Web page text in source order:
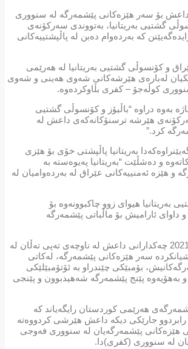
بۆ سەر هێزەکانی پێشمەرگە لە سنووری
گشتیی بەریتانیا، بەتووندی سەرکۆنەی
کە بەردەوام دەبن لە پاڵپشتییەکانی
و کۆنسوڵی گشتیی بەریتانیا لە هەرێمی
لەبارەی هێرشەکانی شەوی هەینی و شەوی
کوڵەجۆ – کفری بڵاوکردەوە.
بەوە دراوە “باڵیۆز و کۆنسوڵی گشتیی
سەرکۆنەی هێرشە ترسنۆکانەکەی داعش لە
کرد.”
بەریتانیا پاڵپشتی خۆی بۆ هێزی
و دەشڵێت “بەریتانیا پەیوەستە بە
و هێزە ئەمنییەکانی عێراق لە بەردەوامیان لە
بەریتانیا هیوای زوو چاکبوونەوە بۆ
داوای ئارامیش بۆ ماڵباتی پێشمەرگە
شەوی هەینی 26-11-2021 چەکدارانی داعش لە ناوچەی تەپی تەڵان لە
سەر هێزەکانی پێشمەرگە، لەکاتی
بۆمبێکی چێندراو بە ئۆتۆمبێلێکی
و بەهۆیەوە پێنج پێشمەرگە شەهیدبوون و پێنجی
هەرێمی کوردستان رایگەیاند کە
10:18 شەوی رابردوو جارێکی دیکە داعش هێرشی کردووەتە
هێزەکانی پێشمەرگەیان لە سنووری فەوجی